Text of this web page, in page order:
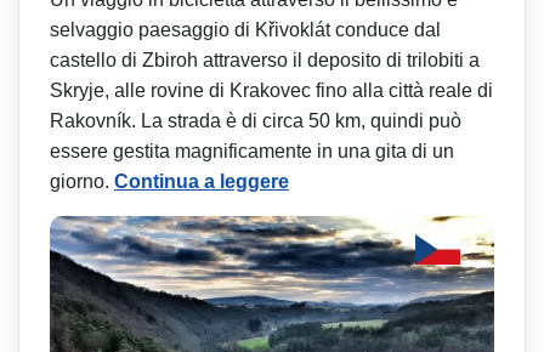
selvaggio paesaggio di Křivoklát conduce dal
castello di Zbiroh attraverso il deposito di trilobiti a
Skryje, alle rovine di Krakovec fino alla città reale di
Rakovník. La strada è di circa 50 km, quindi può
essere gestita magnificamente in una gita di un
giorno. Continua a leggere